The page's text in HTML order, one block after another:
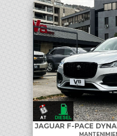
JAGUAR F-PACE